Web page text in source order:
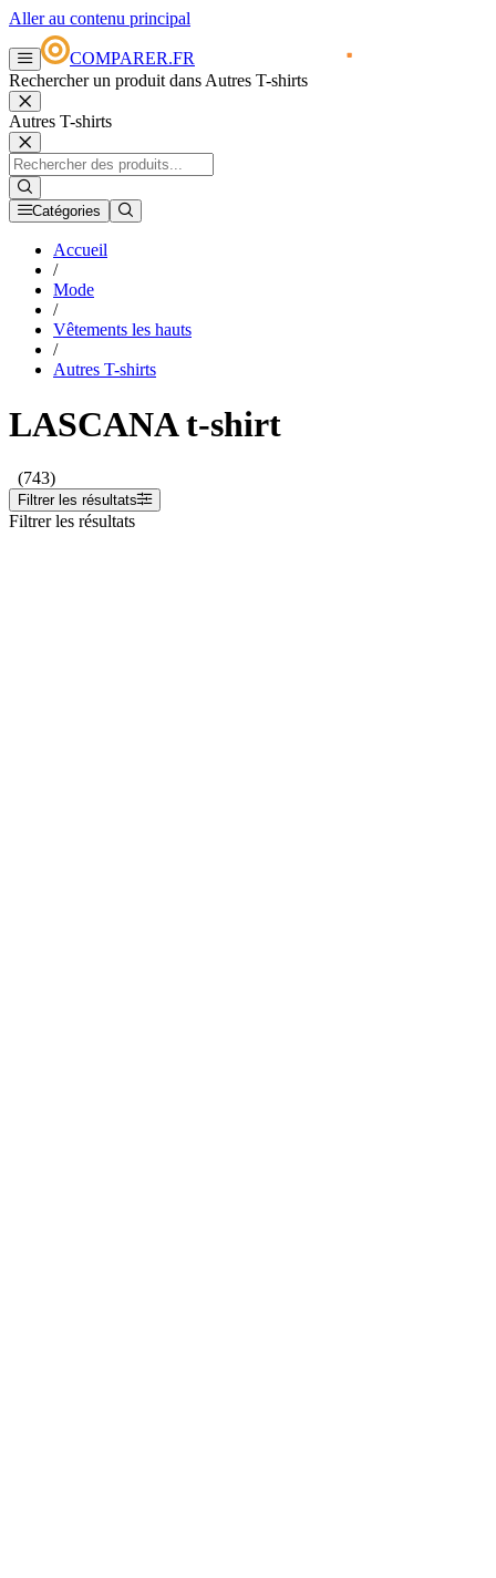
Aller au contenu principal
COMPARER.FR
Rechercher un produit dans Autres T-shirts
Autres T-shirts
Catégories
Accueil
/
Mode
/
Vêtements les hauts
/
Autres T-shirts
LASCANA t-shirt
(743)
Filtrer les résultats
Filtrer les résultats